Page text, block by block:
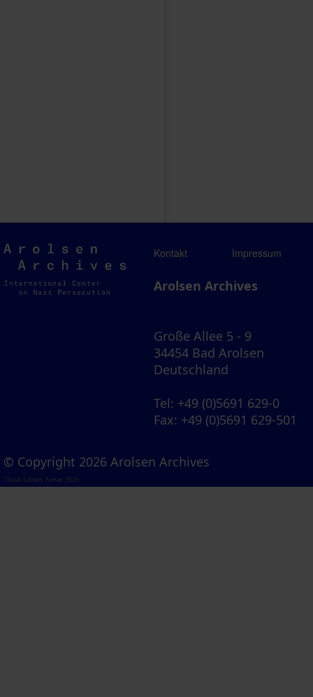
Arolsen
Archives
Kontakt Impressum
Arolsen Archives
Große Allee 5 - 9
34454 Bad Arolsen
Deutschland
Tel: +49 (0)5691 629-0
Fax: +49 (0)5691 629-501
© Copyright 2026 Arolsen Archives
Visual Library Server 2026